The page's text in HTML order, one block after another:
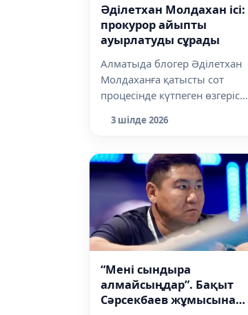
Әділетхан Молдахан ісі:
прокурор айыпты
ауырлатуды сұрады
Алматыда блогер Әділетхан
Молдаханға қатысты сот
процесінде күтпеген өзгеріс
айыптау ба...
3 шілде 2026
“Мені сындыра
алмайсыңдар”. Бақыт
Сәрсекбаев жұмысына